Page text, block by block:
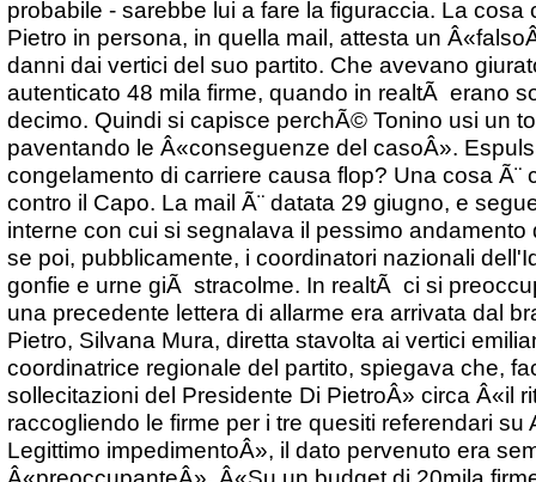
probabile - sarebbe lui a fare la figuraccia. La cosa
Pietro in persona, in quella mail, attesta un
danni dai vertici del suo partito. Che avevano
autenticato 48 mila firme, quando in realtÃ erano
decimo. Quindi si capisce perchÃ© Tonino usi un
paventando le Â«conseguenze del casoÂ».
congelamento di carriere causa flop? Una cosa Ã¨
contro il Capo. La mail Ã¨ datata 29 giugno, e
interne con cui si segnalava il pessimo andamento
se poi, pubblicamente, i coordinatori nazionali
gonfie e urne giÃ stracolme. In realtÃ ci si
una precedente lettera di allarme era arrivata dal
Pietro, Silvana Mura, diretta stavolta ai vertici
coordinatrice regionale del partito, spiegava che,
sollecitazioni del Presidente Di PietroÂ» circa Â«il
raccogliendo le firme per i tre quesiti referendari su
Legittimo impedimentoÂ», il dato pervenuto era